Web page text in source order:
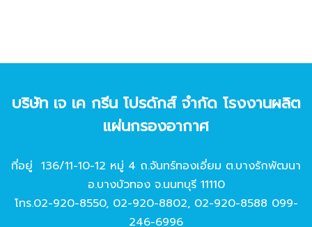
บริษัท เจ เค กรีน โปรดักส์ จํากัด โรงงานผลิต
แผ่นกรองอากาศ
ที่อยู่ 136/11-10-12 หมู่ 4 ถ.จันทร์ทองเอี่ยม ต.บางรักพัฒนา
อ.บางบัวทอง จ.นนทบุรี 11110
โทร.02-920-8550, 02-920-8802, 02-920-8588 099-
246-6996